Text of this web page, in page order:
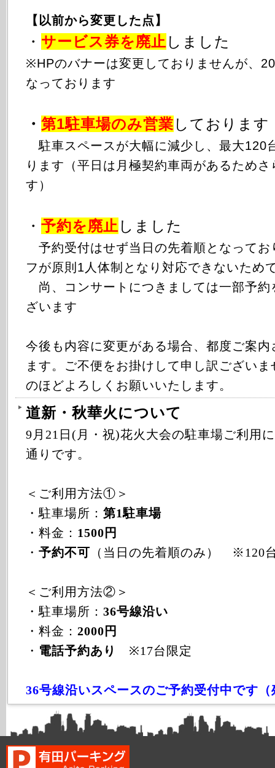
【以前から変更した点】
・ サービス券を廃止 しました
※HPのバナーは変更しておりませんが、
なっております
・ 第1駐車場のみ営業 しております
駐車スペースが大幅に減少し、最大120
ります（平日は月極契約車両があるため
す）
・ 予約を廃止 しました
予約受付はせず当日の先着順となってお
フが原則1人体制となり対応できないため
尚、コンサートにつきましては一部予約
ざいます
今後も内容に変更がある場合、都度ご案
ます。ご不便をお掛けして申し訳ござい
のほどよろしくお願いいたします。
道新・秋華火について
9月21日(月・祝)花火大会の駐車場ご利用
通りです。
＜ご利用方法①＞
・駐車場所： 第1駐車場
・料金： 1500円
・ 予約不可 （当日の先着順のみ） ※120
＜ご利用方法②＞
・駐車場所： 36号線沿い
・料金： 2000円
・ 電話予約あり ※17台限定
36号線沿いスペースのご予約受付中です